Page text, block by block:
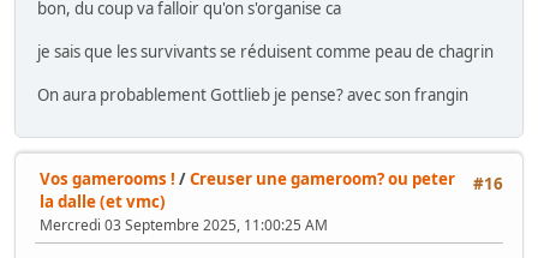
bon, du coup va falloir qu'on s'organise ca
je sais que les survivants se réduisent comme peau de chagrin
On aura probablement Gottlieb je pense? avec son frangin
#16
Vos gamerooms ! /Creuser une gameroom? ou peter
la dalle (et vmc)
Mercredi 03 Septembre 2025, 11:00:25 AM